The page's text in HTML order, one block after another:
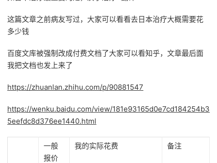
这篇文章之前病友写过，大家可以看看去日本治疗大概需要花
多少钱
百度文库被强制改成付费文档了大家可以看知乎，文章最后面
我把文档也发上来了
https://zhuanlan.zhihu.com/p/90881547
https://wenku.baidu.com/view/181e93165d0e7cd184254b3
5eefdc8d376ee1440.html
一般
报价
我的实际花费 备注